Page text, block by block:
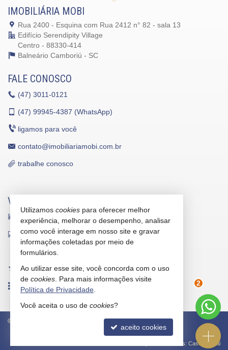
IMOBILIÁRIA MOBI
Rua 2400 - Esquina com Rua 2412 n° 82 - sala 13
Edifício Serendipity Village
Centro - 88330-414
Balneário Camboriú - SC
FALE CONOSCO
(47) 3011-0121
(47) 99945-4387 (WhatsApp)
ligamos para você
contato@imobiliariamobi.com.br
trabalhe conosco
VEJA MAIS
receba nosso newsletter
indicadores financeiros
cadastre seu imóvel
imóveis favoritos
mapa de imóveis
© Política de Privacidade
Site para imobiliárias: Castel Digital
2
Utilizamos cookies para oferecer melhor
experiência, melhorar o desempenho, analisar
como você interage em nosso site e gravar
informações coletadas por meio de
formulários.
Ao utilizar esse site, você concorda com o uso
de cookies . Para mais informações visite
Política de Privacidade
Você aceita o uso de cookies?
aceito cookies